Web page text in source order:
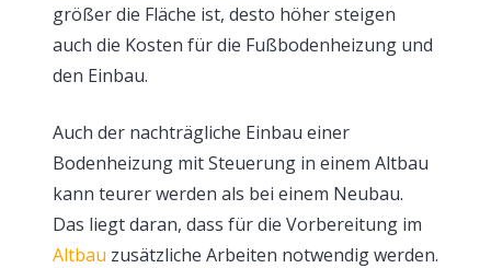
größer die Fläche ist, desto höher steigen
auch die Kosten für die Fußbodenheizung und
den Einbau.
Auch der nachträgliche Einbau einer
Bodenheizung mit Steuerung in einem Altbau
kann teurer werden als bei einem Neubau.
Das liegt daran, dass für die Vorbereitung im
Altbau zusätzliche Arbeiten notwendig werden.